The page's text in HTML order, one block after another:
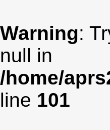
Warning:
null in
/home/
line 101